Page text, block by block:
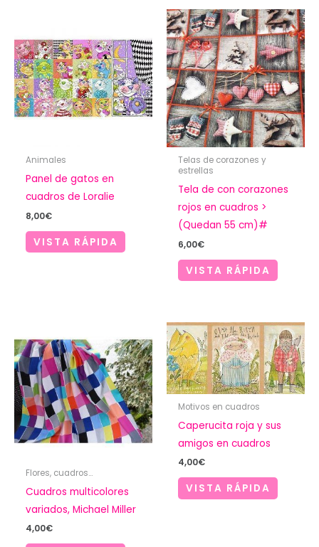
Animales
Panel de gatos en
cuadros de Loralie
8,00€
VISTA RÁPIDA
Telas de corazones y
estrellas
Tela de con corazones
rojos en cuadros >
(Quedan 55 cm)#
6,00€
VISTA RÁPIDA
Flores, cuadros...
Cuadros multicolores
variados, Michael Miller
4,00€
Motivos en cuadros
Caperucita roja y sus
amigos en cuadros
4,00€
VISTA RÁPIDA